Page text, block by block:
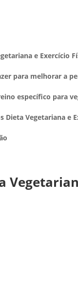
e Exercício
para melhorar a
específico para
Dieta Vegetariana e